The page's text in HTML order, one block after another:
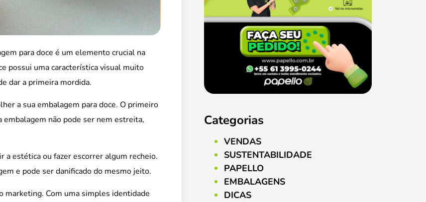
para doce é um elemento crucial na
possui uma característica visual muito
dar a primeira mordida.
a sua embalagem para doce. O primeiro
não pode ser nem estreita,
a estética ou fazer escorrer algum recheio.
e pode ser danificado do mesmo jeito.
marketing. Com uma simples identidade
Categorias
VENDAS
SUSTENTABILIDADE
PAPELLO
EMBALAGENS
DICAS